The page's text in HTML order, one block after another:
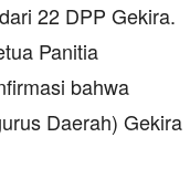
22 DPP Gekira.
Panitia
bahwa
Daerah) Gekira